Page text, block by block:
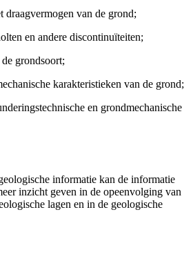
draagvermogen van de grond;
en andere discontinuïteiten;
grondsoort;
karakteristieken van de grond;
en grondmechanische
informatie kan de informatie
inzicht geven in de opeenvolging van
lagen en in de geologische